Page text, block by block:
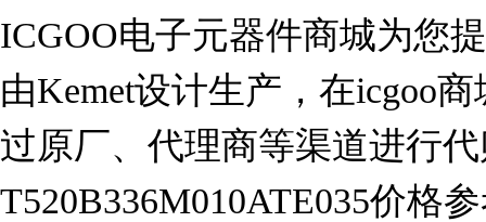
ICGOO电子元器件商城为您
由Kemet设计生产，在icgoo
过原厂、代理商等渠道进行
T520B336M010ATE035价格